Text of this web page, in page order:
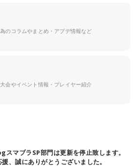
のコラムやまとめ・アプデ情報など
会やイベント情報・プレイヤー紹介
スマブラSP部門は更新を停止致します。
、誠にありがとうございました。